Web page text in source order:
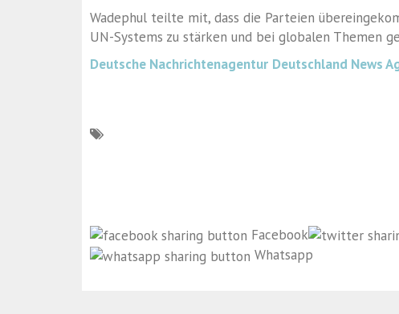
Wadephul teilte mit, dass die Parteien
UN-Systems zu stärken und bei globalen Themen
Deutsche Nachrichtenagentur Deutschland News
Facebook
Whatsapp